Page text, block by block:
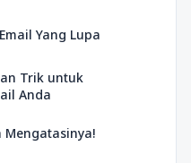
Yang Lupa
Trik untuk
Anda
Mengatasinya!